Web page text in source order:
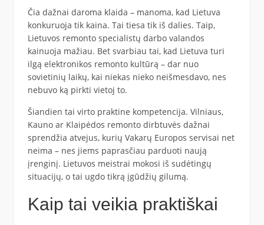
Čia dažnai daroma klaida – manoma, kad Lietuva
konkuruoja tik kaina. Tai tiesa tik iš dalies. Taip,
Lietuvos remonto specialistų darbo valandos
kainuoja mažiau. Bet svarbiau tai, kad Lietuva turi
ilgą elektronikos remonto kultūrą – dar nuo
sovietinių laikų, kai niekas nieko neišmesdavo, nes
nebuvo ką pirkti vietoj to.
Šiandien tai virto praktine kompetencija. Vilniaus,
Kauno ar Klaipėdos remonto dirbtuvės dažnai
sprendžia atvejus, kurių Vakarų Europos servisai net
neima – nes jiems paprasčiau parduoti naują
įrenginį. Lietuvos meistrai mokosi iš sudėtingų
situacijų, o tai ugdo tikrą įgūdžių gilumą.
Kaip tai veikia praktiškai